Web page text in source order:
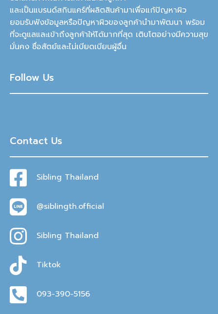
และเป็นแบรนด์สกินแคร์ที่ผลิตสินค้ามาเพื่อแก้ปัญหาผิว
ยอมรับฟังข้อมูลหรือปัญหาผิวของลูกค้านำมาพัฒนา พร้อม
ที่จะดูแลและเข้าถึงลูกค้าให้ได้มากที่สุด เติบโตอย่างมีความสุข
มั่นคง ซื่อสัตย์และไม่เบียดเบียนผู้อื่น
Follow Us
Contact Us
Sibling Thailand
@siblingth.official
Sibling Thailand
Tiktok
093-390-5156